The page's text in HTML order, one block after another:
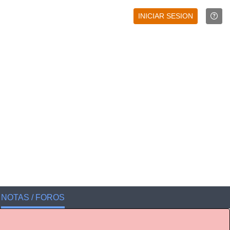
INICIAR SESION
NOTAS / FOROS